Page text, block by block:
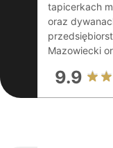
tapicerkach
oraz
Mazowiecki
9.9